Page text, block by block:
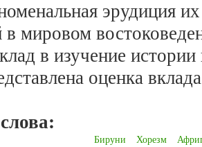
эрудиция
в мировом
в изучение
оценка
Бируни Хорезм